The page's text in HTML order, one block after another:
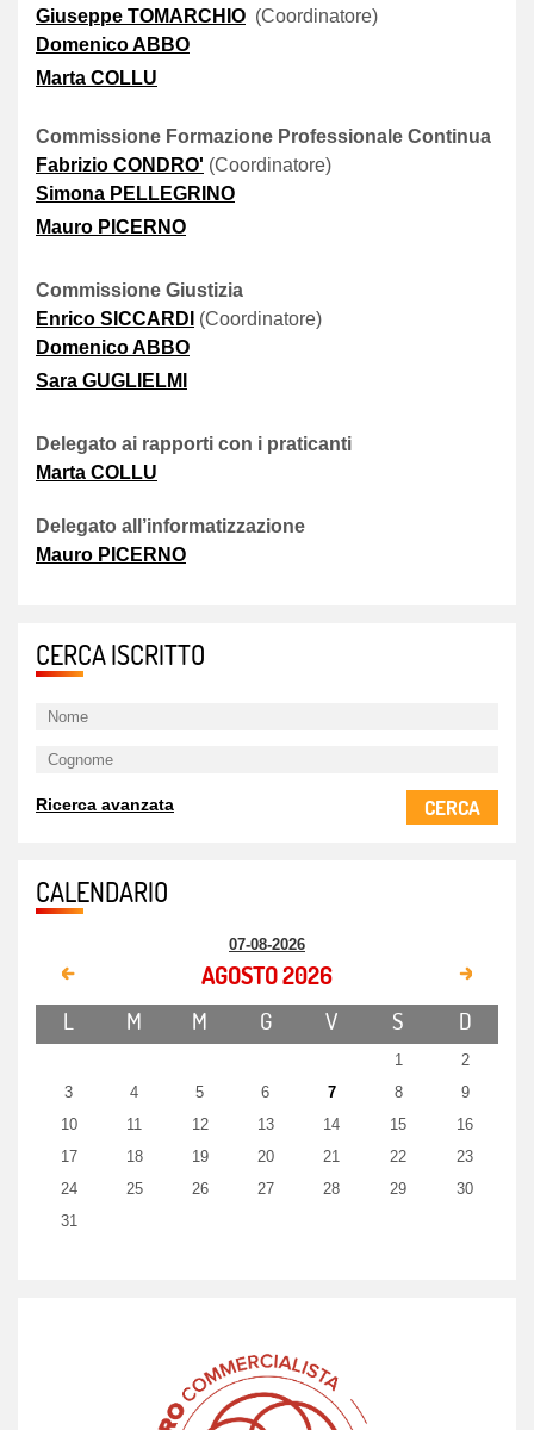
Giuseppe TOMARCHIO (Coordinatore)
Domenico ABBO
Marta COLLU
Commissione Formazione Professionale Continua
Fabrizio CONDRO' (Coordinatore)
Simona PELLEGRINO
Mauro PICERNO
Commissione Giustizia
Enrico SICCARDI (Coordinatore)
Domenico ABBO
Sara GUGLIELMI
Delegato ai rapporti con i praticanti
Marta COLLU
Delegato all’informatizzazione
Mauro PICERNO
CERCA ISCRITTO
CERCA
Ricerca avanzata
CALENDARIO
07-08-2026
AGOSTO 2026
L M M G V S D
1
2
3
4 5 6 7 8
9
10
11 12 13 14 15
16
17
18 19 20 21 22
23
24
25 26 27 28 29
30
31